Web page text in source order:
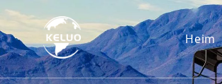
Heim